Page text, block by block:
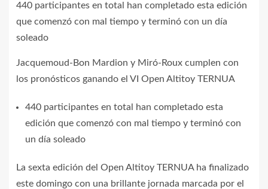
440 participantes en total han completado esta edición
que comenzó con mal tiempo y terminó con un día
soleado
Jacquemoud-Bon Mardion y Miró-Roux cumplen con
los pronósticos ganando el VI Open Altitoy TERNUA
440 participantes en total han completado esta
edición que comenzó con mal tiempo y terminó con
un día soleado
La sexta edición del Open Altitoy TERNUA ha finalizado
este domingo con una brillante jornada marcada por el